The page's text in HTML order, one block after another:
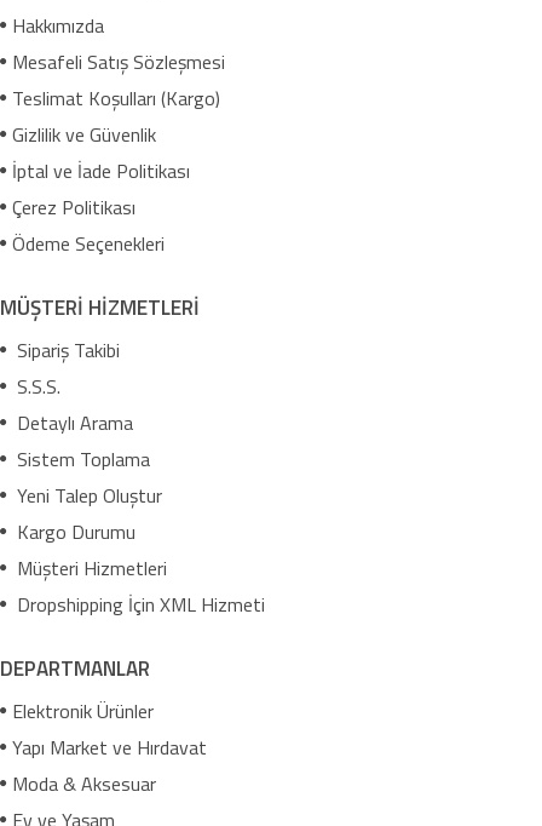
Hakkımızda
Mesafeli Satış Sözleşmesi
Teslimat Koşulları (Kargo)
Gizlilik ve Güvenlik
İptal ve İade Politikası
Çerez Politikası
Ödeme Seçenekleri
MÜŞTERİ HİZMETLERİ
Sipariş Takibi
S.S.S.
Detaylı Arama
Sistem Toplama
Yeni Talep Oluştur
Kargo Durumu
Müşteri Hizmetleri
Dropshipping İçin XML Hizmeti
DEPARTMANLAR
Elektronik Ürünler
Yapı Market ve Hırdavat
Moda & Aksesuar
Ev ve Yaşam